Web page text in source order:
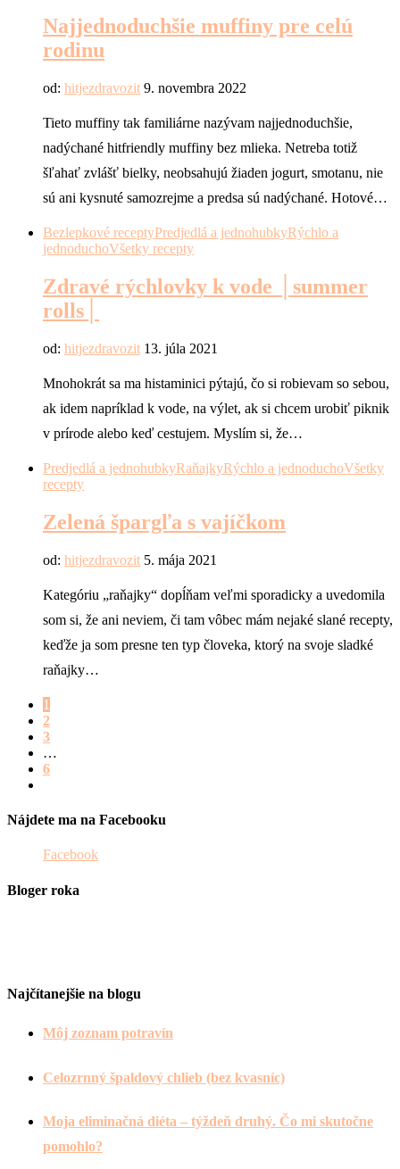
Najjednoduchšie muffiny pre celú
rodinu
od: hitjezdravozit 9. novembra 2022
Tieto muffiny tak familiárne nazývam najjednoduchšie,
nadýchané hitfriendly muffiny bez mlieka. Netreba totiž
šľahať zvlášť bielky, neobsahujú žiaden jogurt, smotanu, nie
sú ani kysnuté samozrejme a predsa sú nadýchané. Hotové…
Bezlepkové receptyPredjedlá a jednohubkyRýchlo a
jednoduchoVšetky recepty
Zdravé rýchlovky k vode │summer
rolls│
od: hitjezdravozit 13. júla 2021
Mnohokrát sa ma histaminici pýtajú, čo si robievam so sebou,
ak idem napríklad k vode, na výlet, ak si chcem urobiť piknik
v prírode alebo keď cestujem. Myslím si, že…
Predjedlá a jednohubkyRaňajkyRýchlo a jednoduchoVšetky
recepty
Zelená špargľa s vajíčkom
od: hitjezdravozit 5. mája 2021
Kategóriu „raňajky“ dopĺňam veľmi sporadicky a uvedomila
som si, že ani neviem, či tam vôbec mám nejaké slané recepty,
keďže ja som presne ten typ človeka, ktorý na svoje sladké
raňajky…
1
2
3
…
6
Nájdete ma na Facebooku
Facebook
Bloger roka
Najčítanejšie na blogu
Môj zoznam potravín
Celozrnný špaldový chlieb (bez kvasníc)
Moja eliminačná diéta – týždeň druhý. Čo mi skutočne
pomohlo?